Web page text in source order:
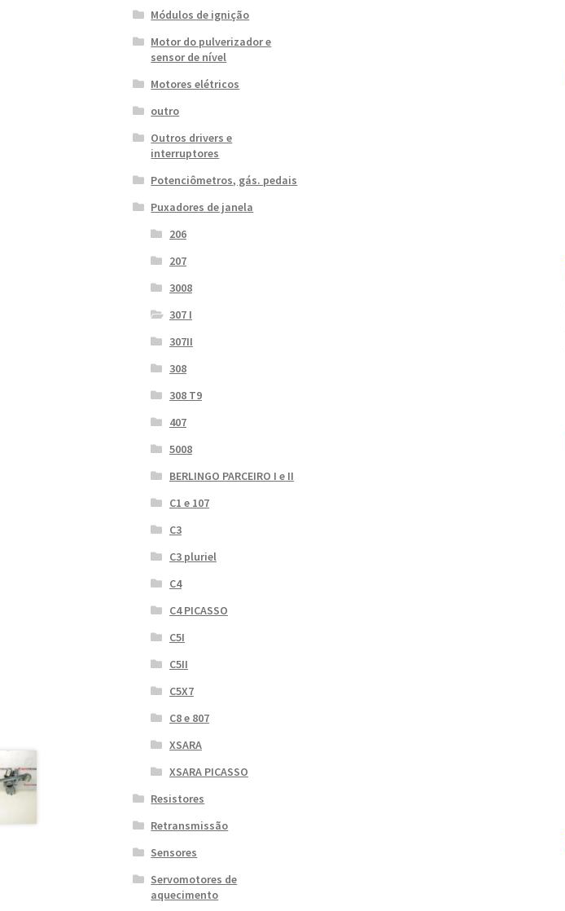
Módulos de ignição
Motor do pulverizador e
sensor de nível
Motores elétricos
outro
Outros drivers e
interruptores
Potenciômetros, gás. pedais
Puxadores de janela
206
207
3008
307 I
307II
308
308 T9
407
5008
BERLINGO PARCEIRO I e II
C1 e 107
C3
C3 pluriel
C4
C4 PICASSO
C5I
C5II
C5X7
C8 e 807
XSARA
XSARA PICASSO
Resistores
Retransmissão
Sensores
Servomotores de
aquecimento